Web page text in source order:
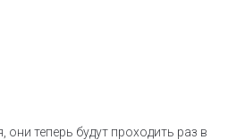
теперь будут проходить раз в